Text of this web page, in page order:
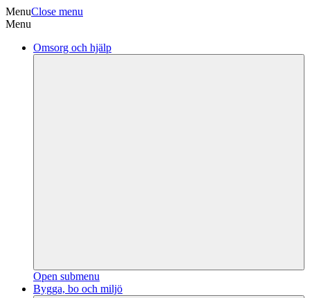
MenuClose menu
Menu
Omsorg och hjälp
Open submenu
Bygga, bo och miljö